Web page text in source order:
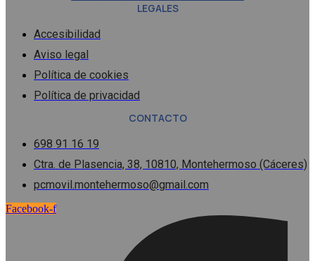
LEGALES
Accesibilidad
Aviso legal
Política de cookies
Política de privacidad
CONTACTO
698 91 16 19
Ctra. de Plasencia, 38, 10810, Montehermoso (Cáceres)
pcmovil.montehermoso@gmail.com
Facebook-f